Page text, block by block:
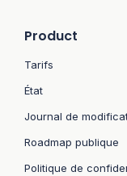
Product
Tarifs
État
Journal de
Roadmap publique
Politique de